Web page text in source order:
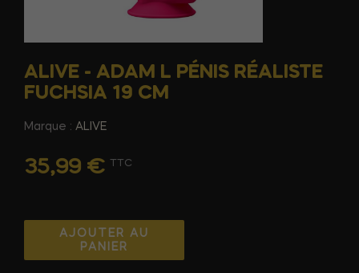
ALIVE - ADAM L PÉNIS RÉALISTE
FUCHSIA 19 CM
Marque : ALIVE
35,99 € TTC
AJOUTER AU
PANIER